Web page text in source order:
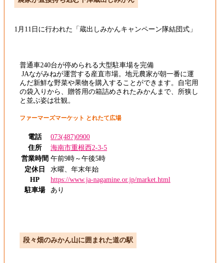
1月11日に行われた「蔵出しみかんキャンペーン隊結団式」
普通車240台が停められる大型駐車場を完備
JAながみねが運営する産直市場。地元農家が朝一番に運
んだ新鮮な野菜や果物を購入することができます。自宅用
の袋入りから、贈答用の箱詰めされたみかんまで、所狭し
と並ぶ姿は壮観。
ファーマーズマーケット とれたて広場
電話
073(487)0900
住所
海南市重根西2-3-5
営業時間 午前9時～午後5時
定休日
水曜、年末年始
HP
https://www.ja-nagamine.or.jp/market.html
駐車場
あり
段々畑のみかん山に囲まれた道の駅